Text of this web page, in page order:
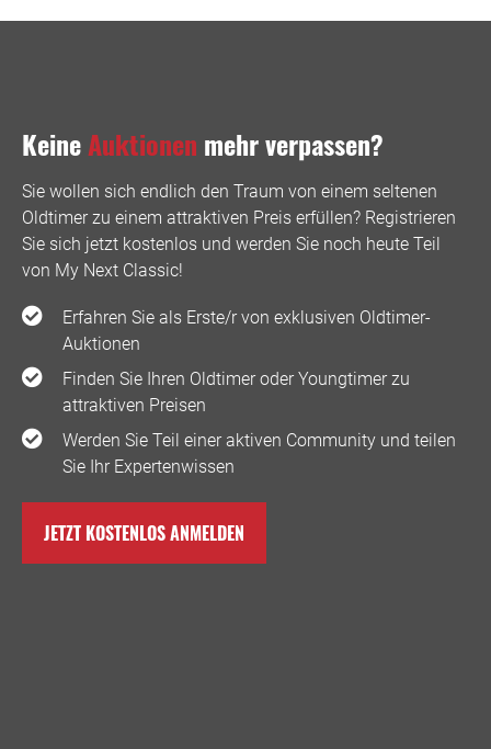
KeineAuktionen mehr verpassen?
Sie wollen sich endlich den Traum von einem seltenen
Oldtimer zu einem attraktiven Preis erfüllen? Registrieren
Sie sich jetzt kostenlos und werden Sie noch heute Teil
von My Next Classic! ️
Erfahren Sie als Erste/r von exklusiven Oldtimer-
Auktionen
Finden Sie Ihren Oldtimer oder Youngtimer zu
attraktiven Preisen
Werden Sie Teil einer aktiven Community und teilen
Sie Ihr Expertenwissen
JETZT KOSTENLOS ANMELDEN